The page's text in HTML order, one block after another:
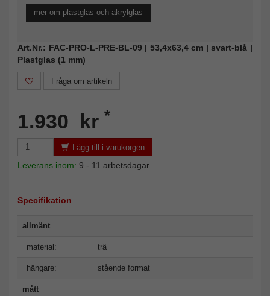
mer om plastglas och akrylglas
Art.Nr.: FAC-PRO-L-PRE-BL-09 | 53,4x63,4 cm | svart-blå |
Plastglas (1 mm)
Fråga om artikeln
1.930 kr *
Lägg till i varukorgen
Leverans inom: 9 - 11 arbetsdagar
Specifikation
allmänt
material: trä
hängare: stående format
mått